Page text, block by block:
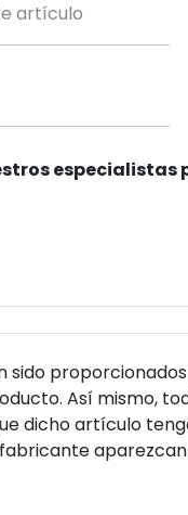
artículo
especialistas
Así mismo,
dicho artículo